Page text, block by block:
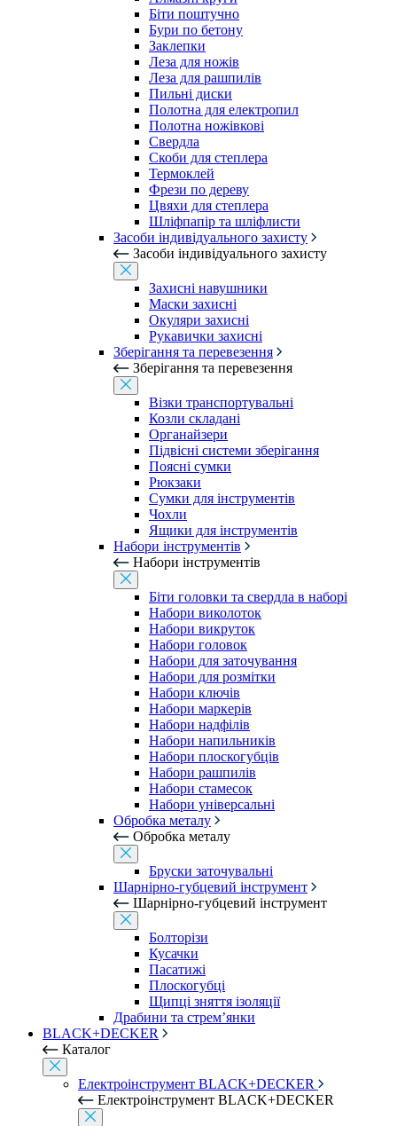
Біти поштучно
Бури по бетону
Заклепки
Леза для ножів
Леза для рашпилів
Пильні диски
Полотна для електропил
Полотна ножівкові
Свердла
Скоби для степлера
Термоклей
Фрези по дереву
Цвяхи для степлера
Шліфпапір та шліфлисти
Засоби індивідуального захисту
Засоби індивідуального захисту
Захисні навушники
Маски захисні
Окуляри захисні
Рукавички захисні
Зберігання та перевезення
Зберігання та перевезення
Візки транспортувальні
Козли складані
Органайзери
Підвісні системи зберігання
Поясні сумки
Рюкзаки
Сумки для інструментів
Чохли
Ящики для інструментів
Набори інструментів
Набори інструментів
Біти головки та свердла в наборі
Набори виколоток
Набори викруток
Набори головок
Набори для заточування
Набори для розмітки
Набори ключів
Набори маркерів
Набори надфілів
Набори напильників
Набори плоскогубців
Набори рашпилів
Набори стамесок
Набори універсальні
Обробка металу
Обробка металу
Бруски заточувальні
Шарнірно-губцевий інструмент
Шарнірно-губцевий інструмент
Болторізи
Кусачки
Пасатижі
Плоскогубці
Щипці зняття ізоляції
Драбини та стрем’янки
BLACK+DECKER
Каталог
Електроінструмент BLACK+DECKER
Електроінструмент BLACK+DECKER